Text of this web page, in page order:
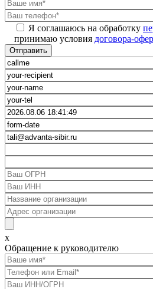
Я соглашаюсь на обработку
принимаю условия договора-
x
Обращение к руководителю